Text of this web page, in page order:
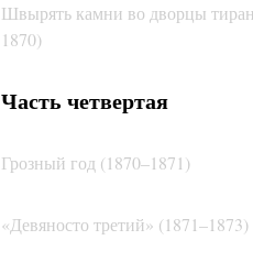
Швырять камни во дворцы
1870)
Часть четвертая
Грозный год (1870–1871)
«Девяносто третий» (1871–1873)